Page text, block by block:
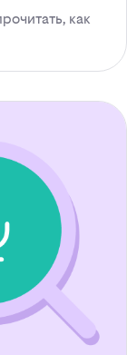
как